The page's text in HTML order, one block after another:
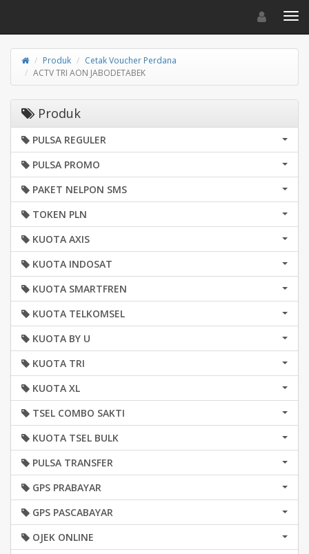
Toggle
Produk
Cetak Voucher Perdana
ACTV TRI AON JABODETABEK
Produk
PULSA REGULER
PULSA PROMO
PAKET NELPON SMS
TOKEN PLN
KUOTA AXIS
KUOTA INDOSAT
KUOTA SMARTFREN
KUOTA TELKOMSEL
KUOTA BY U
KUOTA TRI
KUOTA XL
TSEL COMBO SAKTI
KUOTA TSEL BULK
PULSA TRANSFER
GPS PRABAYAR
GPS PASCABAYAR
OJEK ONLINE